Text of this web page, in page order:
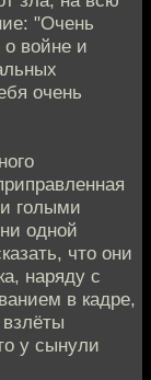
"Очень
войне и
очень
голыми
одной
что они
наряду с
в кадре,
у сынули